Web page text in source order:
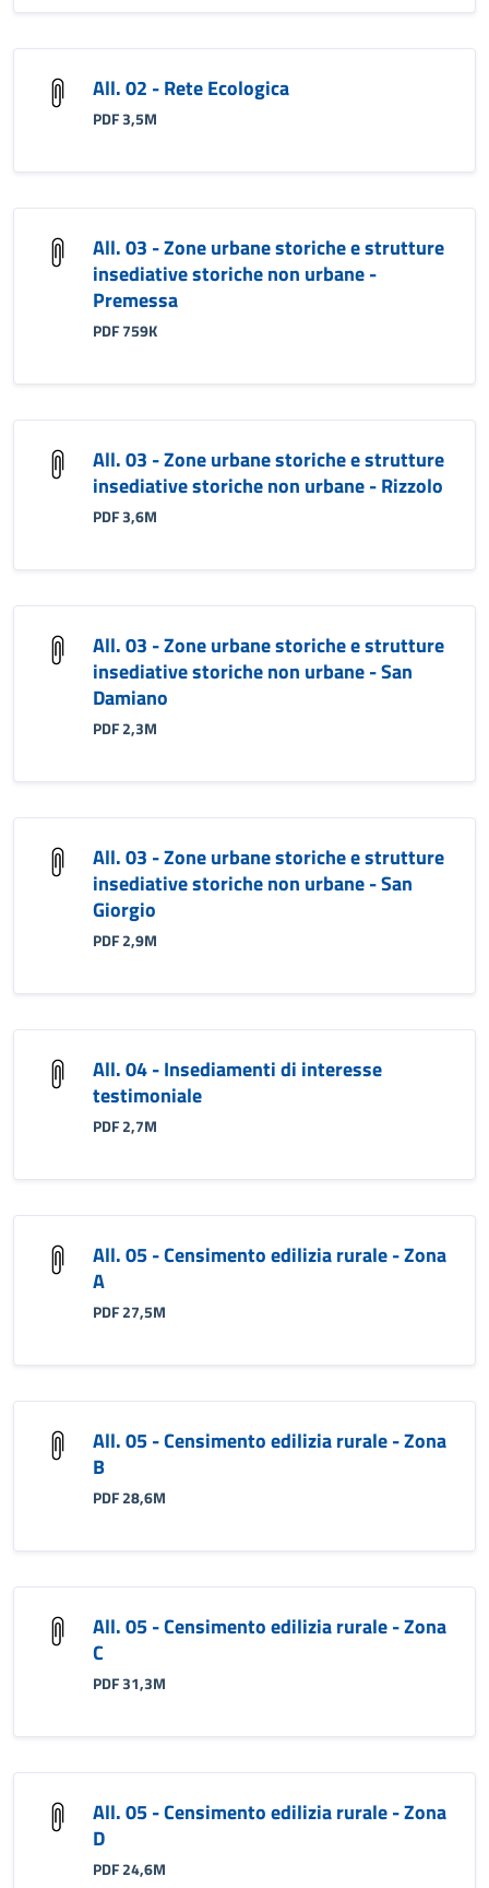
All. 02 - Rete Ecologica
PDF 3,5M
All. 03 - Zone urbane storiche e strutture
insediative storiche non urbane -
Premessa
PDF 759K
All. 03 - Zone urbane storiche e strutture
insediative storiche non urbane - Rizzolo
PDF 3,6M
All. 03 - Zone urbane storiche e strutture
insediative storiche non urbane - San
Damiano
PDF 2,3M
All. 03 - Zone urbane storiche e strutture
insediative storiche non urbane - San
Giorgio
PDF 2,9M
All. 04 - Insediamenti di interesse
testimoniale
PDF 2,7M
All. 05 - Censimento edilizia rurale - Zona
A
PDF 27,5M
All. 05 - Censimento edilizia rurale - Zona
B
PDF 28,6M
All. 05 - Censimento edilizia rurale - Zona
C
PDF 31,3M
All. 05 - Censimento edilizia rurale - Zona
D
PDF 24,6M